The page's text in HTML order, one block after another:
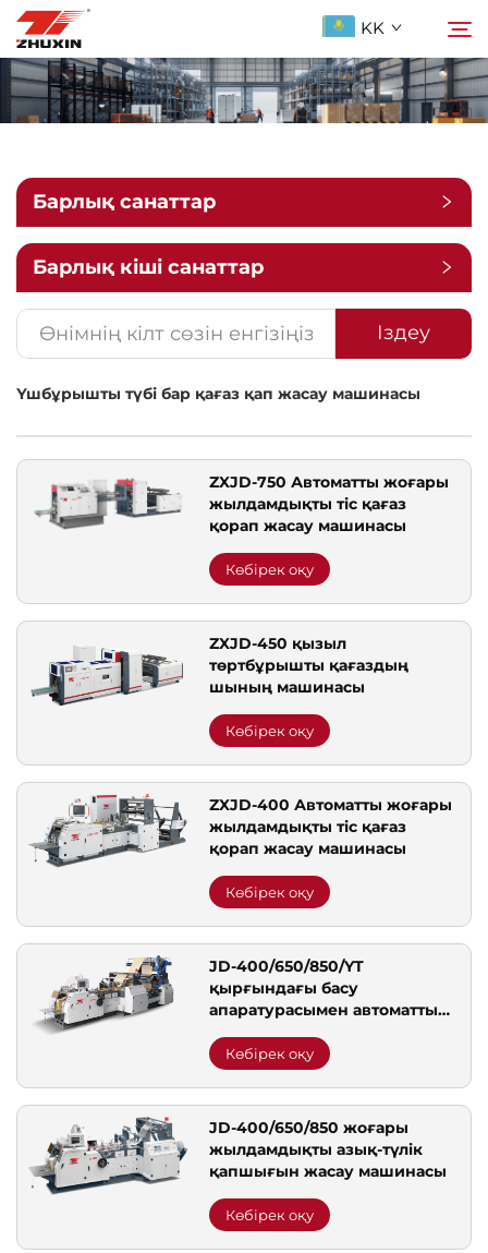
KK
Қолданбалар
Компания
Жаңалықтар
Бізге ХабарLAS
ҚОСЫЛҒАН СУАЛДАР
Барлық санаттар
Барлық кіші санаттар
Іздеу
Үшбұрышты түбі бар қағаз қап жасау машинасы
ZXJD-750 Автоматты жоғары
жылдамдықты тіс қағаз
қорап жасау машинасы
Көбірек оқу
ZXJD-450 қызыл
төртбұрышты қағаздың
шының машинасы
Көбірек оқу
ZXJD-400 Автоматты жоғары
жылдамдықты тіс қағаз
қорап жасау машинасы
Көбірек оқу
JD-400/650/850/YT
қырғындағы басу
апаратурасымен автоматты
қызметкері машинасы
Көбірек оқу
JD-400/650/850 жоғары
жылдамдықты азық-түлік
қапшығын жасау машинасы
Көбірек оқу